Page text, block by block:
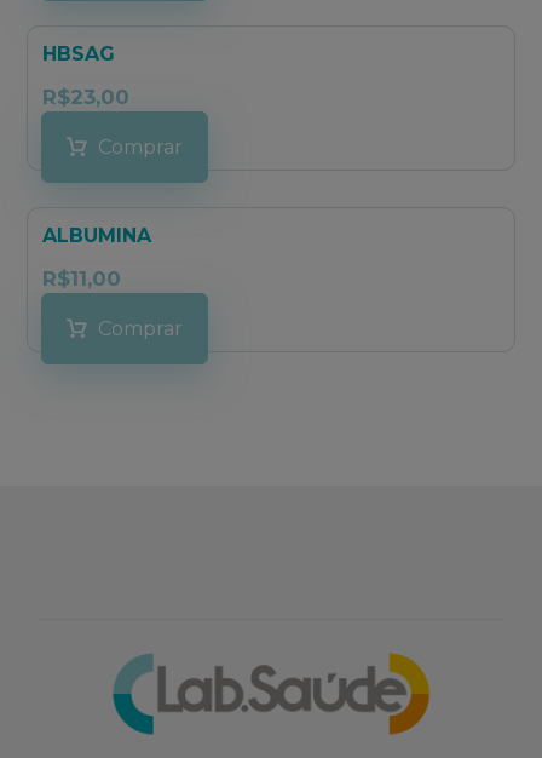
HBSAG
R$23,00
Comprar
ALBUMINA
R$11,00
Comprar